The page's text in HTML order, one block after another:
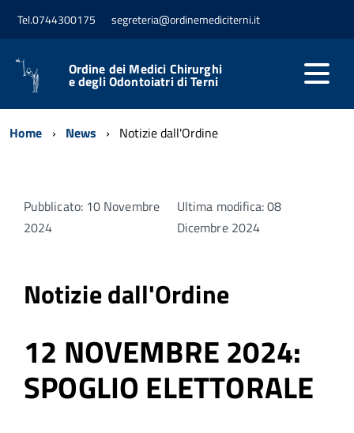
Tel.0744300175 segreteria@ordinemediciterni.it
Ordine dei Medici Chirurghi
e degli Odontoiatri di Terni
Home News Notizie dall'Ordine
Pubblicato: 10 Novembre
2024
Ultima modifica: 08
Dicembre 2024
Notizie dall'Ordine
12 NOVEMBRE 2024:
SPOGLIO ELETTORALE